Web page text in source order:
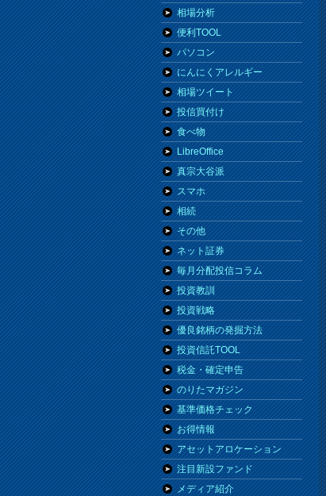
相場分析
便利TOOL
パソコン
にんにくアレルギー
相場ツイート
投信買付け
食べ物
LibreOffice
真宗大谷派
スマホ
相続
その他
ネット証券
毎月分配投信コラム
投資教訓
投資戦略
優良銘柄の発掘方法
投資信託TOOL
税金・確定申告
のりたマガジン
基準価格チェック
お得情報
アセットアロケーション
注目新設ファンド
メディア紹介